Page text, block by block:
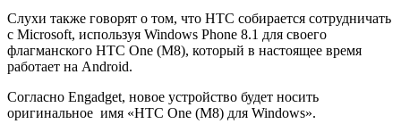
Слухи также говорят о том, что HTC собирается сотрудничать
с Microsoft, используя Windows Phone 8.1 для своего
флагманского HTC One (М8), который в настоящее время
работает на Android.
Согласно Engadget, новое устройство будет носить
оригинальное имя «HTC One (M8) для Windows».